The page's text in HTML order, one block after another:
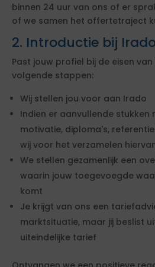
binnen 24 uur van ons of er
of we samen het offertetraject
2. Introductie bij
Past jouw profiel bij de eisen
volgende stappen:
Wij stellen jou voor aan Irado
Indien er aanvullende stukken
motivatie, diploma's,
wij voor het verzamelen
We stellen gezamenlijk een
waarin jouw toegevoegde
komt
Je krijgt van ons een
marktsituatie, maar jij beslist
uiteindelijke tarief